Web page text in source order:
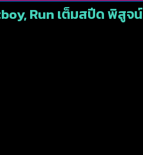
Run เต็มสปีด พิสูจ